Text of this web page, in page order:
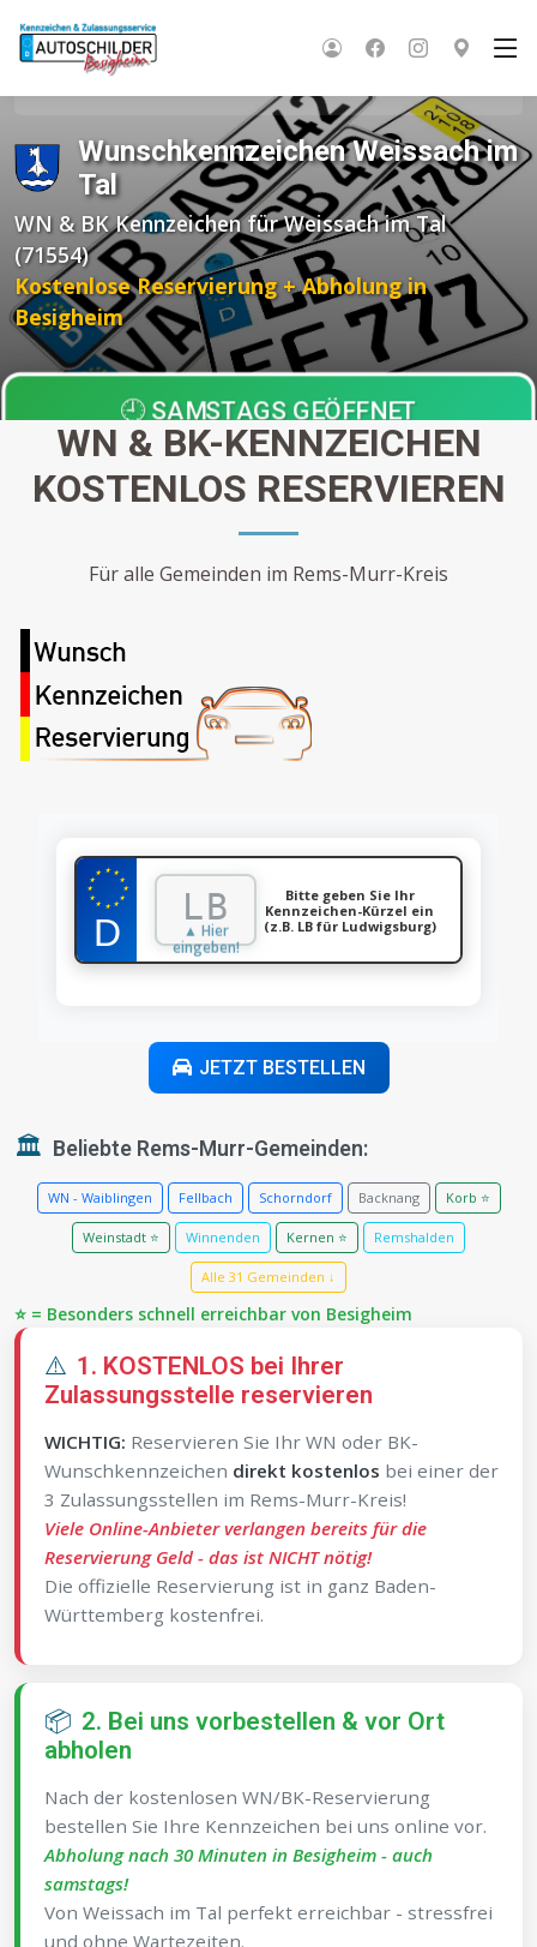
Startseite
Wunschkennzeichen BW
Rems-Murr-Kreis
Wunschkennzeichen Weissach im
Tal
WN & BK Kennzeichen für Weissach im Tal
(71554)
Kostenlose Reservierung + Abholung in
Besigheim
🕘 SAMSTAGS GEÖFFNET
Einziger Anbieter in der Region!
Abholung nach30 Minuten
WN & BK-KENNZEICHEN
KOSTENLOS RESERVIEREN
Für alle Gemeinden im Rems-Murr-Kreis
★ ★
★
★
★
★
★
★
★
★
★
★
▲ Hier
eingeben!
Bitte geben Sie Ihr
Kennzeichen-Kürzel ein
(z.B. LB für Ludwigsburg)
JETZT BESTELLEN
🏛️ Beliebte Rems-Murr-Gemeinden:
WN - Waiblingen Fellbach Schorndorf Backnang Korb ⭐
Weinstadt ⭐ Winnenden Kernen ⭐ Remshalden
Alle 31 Gemeinden ↓
⭐ = Besonders schnell erreichbar von Besigheim
⚠️ 1. KOSTENLOS bei Ihrer
Zulassungsstelle reservieren
WICHTIG: Reservieren Sie Ihr WN oder BK-
Wunschkennzeichen direkt kostenlos bei einer der
3 Zulassungsstellen im Rems-Murr-Kreis!
Viele Online-Anbieter verlangen bereits für die
Reservierung Geld - das ist NICHT nötig!
Die offizielle Reservierung ist in ganz Baden-
Württemberg kostenfrei.
📦 2. Bei uns vorbestellen & vor Ort
abholen
Nach der kostenlosen WN/BK-Reservierung
bestellen Sie Ihre Kennzeichen bei uns online vor.
Abholung nach 30 Minuten in Besigheim - auch
samstags!
Von Weissach im Tal perfekt erreichbar - stressfrei
und ohne Wartezeiten.